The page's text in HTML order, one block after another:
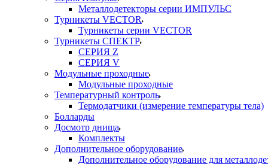
Металлодетекторы серии ИМПУЛЬС
Турникеты VECTOR
Турникеты серии VECTOR
Турникеты СПЕКТР
СЕРИЯ Z
СЕРИЯ V
Модульные проходные
Модульные проходные
Температурный контроль
Термодатчики (измерение температуры тела)
Болларды
Досмотр днища
Комплекты
Дополнительное оборудование
Дополнительное оборудование для